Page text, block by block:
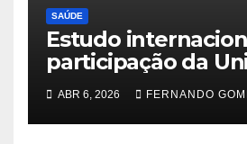
SAÚDE
Estudo
participação da
identifica
genéticas entre 14
transtornos
ABR 6, 2026 FERNANDO